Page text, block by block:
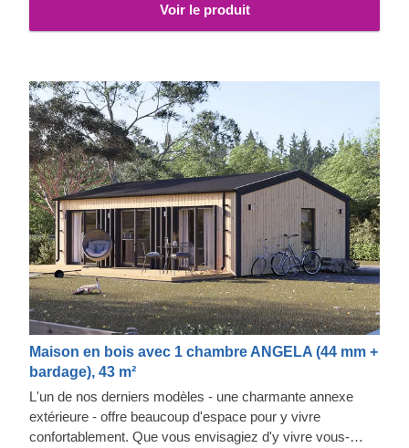
Voir le produit
Maison en bois avec 1 chambre ANGELA (44 mm +
bardage), 43 m²
L'un de nos derniers modèles - une charmante annexe
extérieure - offre beaucoup d'espace pour y vivre
confortablement. Que vous envisagiez d'y vivre vous-